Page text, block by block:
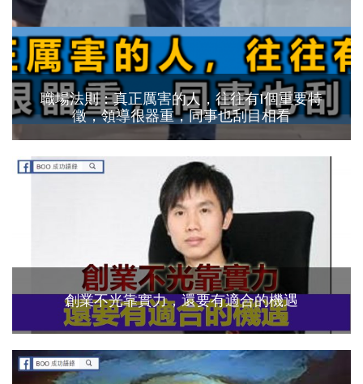
職場法則：真正厲害的人，往往有1個重要特
徵，領導很器重，同事也刮目相看
創業不光靠實力，還要有適合的機遇